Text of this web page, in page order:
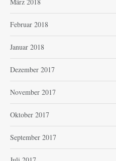
Februar 2018
Januar 2018
Dezember 2017
November 2017
Oktober 2017
September 2017